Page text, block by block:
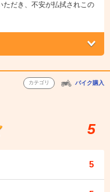
ただき、不安が払拭されこの
カテゴリ バイク購入
5
5